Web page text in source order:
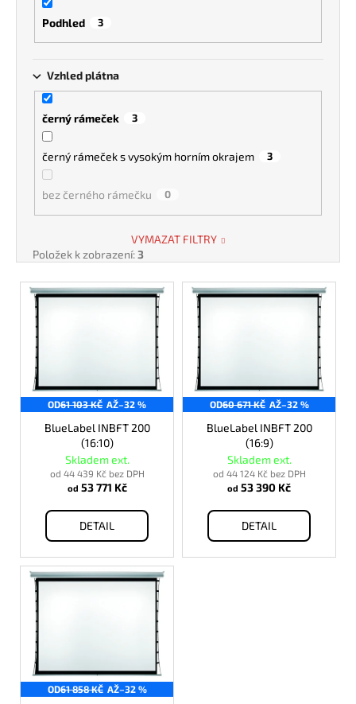
Podhled 3
Vzhled plátna
černý rámeček 3
černý rámeček s vysokým horním okrajem 3
bez černého rámečku 0
VYMAZAT FILTRY
Položek k zobrazení:3
V
r
OD61 103 KČ AŽ–32 %
BlueLabel INBFT 200
(16:10)
Skladem ext.
od 44 439 Kč bez DPH
od 53 771 Kč
DETAIL
OD60 671 KČ AŽ–32 %
BlueLabel INBFT 200
(16:9)
Skladem ext.
od 44 124 Kč bez DPH
od 53 390 Kč
DETAIL
OD61 858 KČ AŽ–32 %